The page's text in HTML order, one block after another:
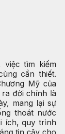
việc tìm kiếm
cần thiết.
Mỹ của
ra đời chính là
mang lại sự
thoát nước
ích, quy trình
tin cậy cho